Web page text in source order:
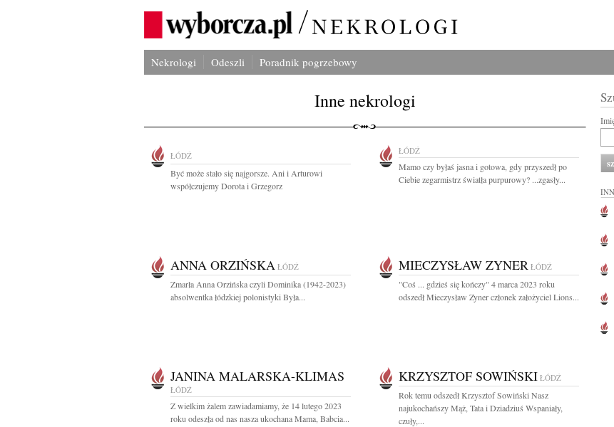
Nekrologi Odeszli Poradnik pogrzebowy
Inne nekrologi
ŁÓDŹ
Być może stało się najgorsze. Ani i Arturowi
współczujemy Dorota i Grzegorz
ŁÓDŹ
Mamo czy byłaś jasna i gotowa, gdy przyszedł po
Ciebie zegarmistrz światła purpurowy? ...zgasły...
ANNA ORZIŃSKA ŁÓDŹ
Zmarła Anna Orzińska czyli Dominika (1942-2023)
absolwentka łódzkiej polonistyki Była...
MIECZYSŁAW ZYNER ŁÓDŹ
"Coś ... gdzieś się kończy" 4 marca 2023 roku
odszedł Mieczysław Zyner członek założyciel Lions...
JANINA MALARSKA-KLIMAS
ŁÓDŹ
Z wielkim żalem zawiadamiamy, że 14 lutego 2023
roku odeszła od nas nasza ukochana Mama, Babcia...
KRZYSZTOF SOWIŃSKI ŁÓDŹ
Rok temu odszedł Krzysztof Sowiński Nasz
najukochańszy Mąż, Tata i Dziadziuś Wspaniały,
czuły,...